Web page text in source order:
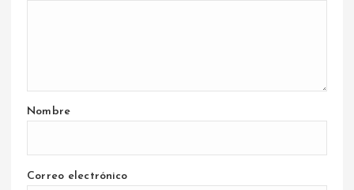
Nombre
Correo electrónico